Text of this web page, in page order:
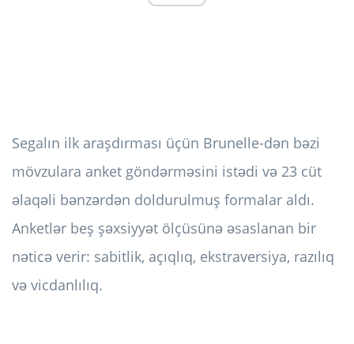
Segalın ilk araşdırması üçün Brunelle-dən bəzi
mövzulara anket göndərməsini istədi və 23 cüt
əlaqəli bənzərdən doldurulmuş formalar aldı.
Anketlər beş şəxsiyyət ölçüsünə əsaslanan bir
nəticə verir: sabitlik, açıqlıq, ekstraversiya, razılıq
və vicdanlılıq.